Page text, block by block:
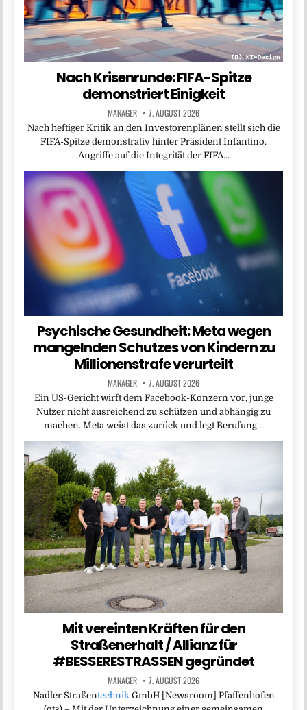
Nach Krisenrunde: FIFA-Spitze
demonstriert Einigkeit
MANAGER 7. AUGUST 2026
Nach heftiger Kritik an den Investorenplänen stellt sich die
FIFA-Spitze demonstrativ hinter Präsident Infantino.
Angriffe auf die Integrität der FIFA…
Psychische Gesundheit: Meta wegen
mangelnden Schutzes von Kindern zu
Millionenstrafe verurteilt
MANAGER 7. AUGUST 2026
Ein US-Gericht wirft dem Facebook-Konzern vor, junge
Nutzer nicht ausreichend zu schützen und abhängig zu
machen. Meta weist das zurück und legt Berufung…
Mit vereinten Kräften für den
Straßenerhalt / Allianz für
#BESSERESTRASSEN gegründet
MANAGER 7. AUGUST 2026
Nadler StraßentechnikGmbH [Newsroom] Pfaffenhofen